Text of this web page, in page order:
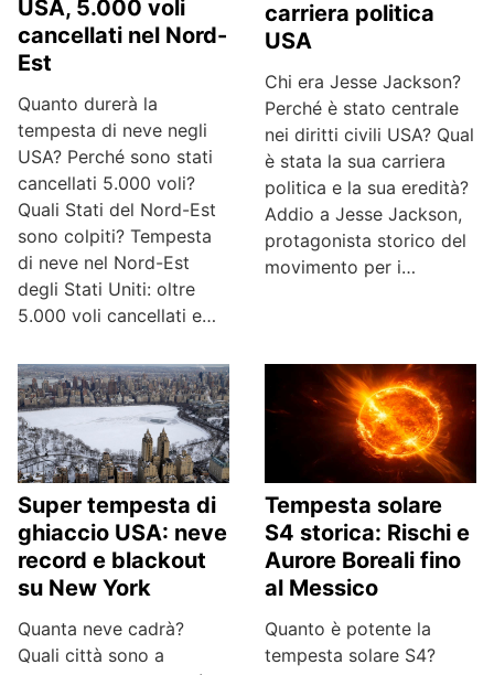
USA, 5.000 voli
cancellati nel Nord-
Est
Quanto durerà la
tempesta di neve negli
USA? Perché sono stati
cancellati 5.000 voli?
Quali Stati del Nord-Est
sono colpiti? Tempesta
di neve nel Nord-Est
degli Stati Uniti: oltre
5.000 voli cancellati e…
carriera politica
USA
Chi era Jesse Jackson?
Perché è stato centrale
nei diritti civili USA? Qual
è stata la sua carriera
politica e la sua eredità?
Addio a Jesse Jackson,
protagonista storico del
movimento per i…
Super tempesta di
ghiaccio USA: neve
record e blackout
su New York
Quanta neve cadrà?
Quali città sono a
Tempesta solare
S4 storica: Rischi e
Aurore Boreali fino
al Messico
Quanto è potente la
tempesta solare S4?